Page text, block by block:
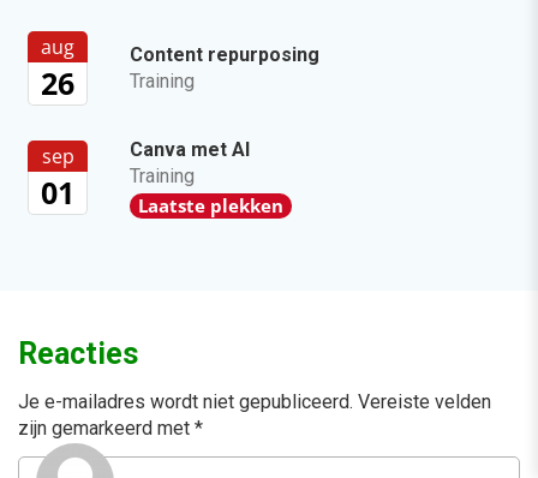
aug
26
Content repurposing
Training
sep
01
Canva met AI
Training
Laatste plekken
Reacties
Je e-mailadres wordt niet gepubliceerd. Vereiste velden
zijn gemarkeerd met *